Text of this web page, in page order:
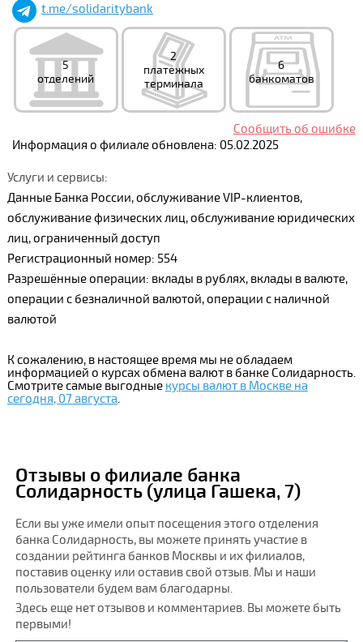
t.me/solidaritybank
5
отделений
2
платежных
терминала
6
банкоматов
Сообщить об ошибке
Информация о филиале обновлена: 05.02.2025
Услуги и сервисы:
Данные Банка России, обслуживание VIP-клиентов,
обслуживание физических лиц, обслуживание юридических
лиц, ограниченный доступ
Регистрационный номер: 554
Разрешённые операции: вклады в рублях, вклады в валюте,
операции с безналичной валютой, операции с наличной
валютой
К сожалению, в настоящее время мы не обладаем
информацией о курсах обмена валют в банке Солидарность.
Смотрите самые выгодные курсы валют в Москве на
сегодня, 07 августа.
Отзывы о филиале банка
Солидарность (улица Гашека, 7)
Если вы уже имели опыт посещения этого отделения
банка Солидарность, вы можете принять участие в
создании рейтинга банков Москвы и их филиалов,
поставив оценку или оставив свой отзыв. Мы и наши
пользователи будем вам благодарны.
Здесь еще нет отзывов и комментариев. Вы можете быть
первыми!